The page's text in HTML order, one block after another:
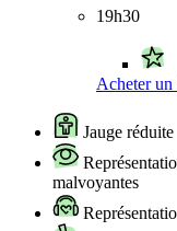
19h30
Acheter
Jauge réduite
malvoyantes